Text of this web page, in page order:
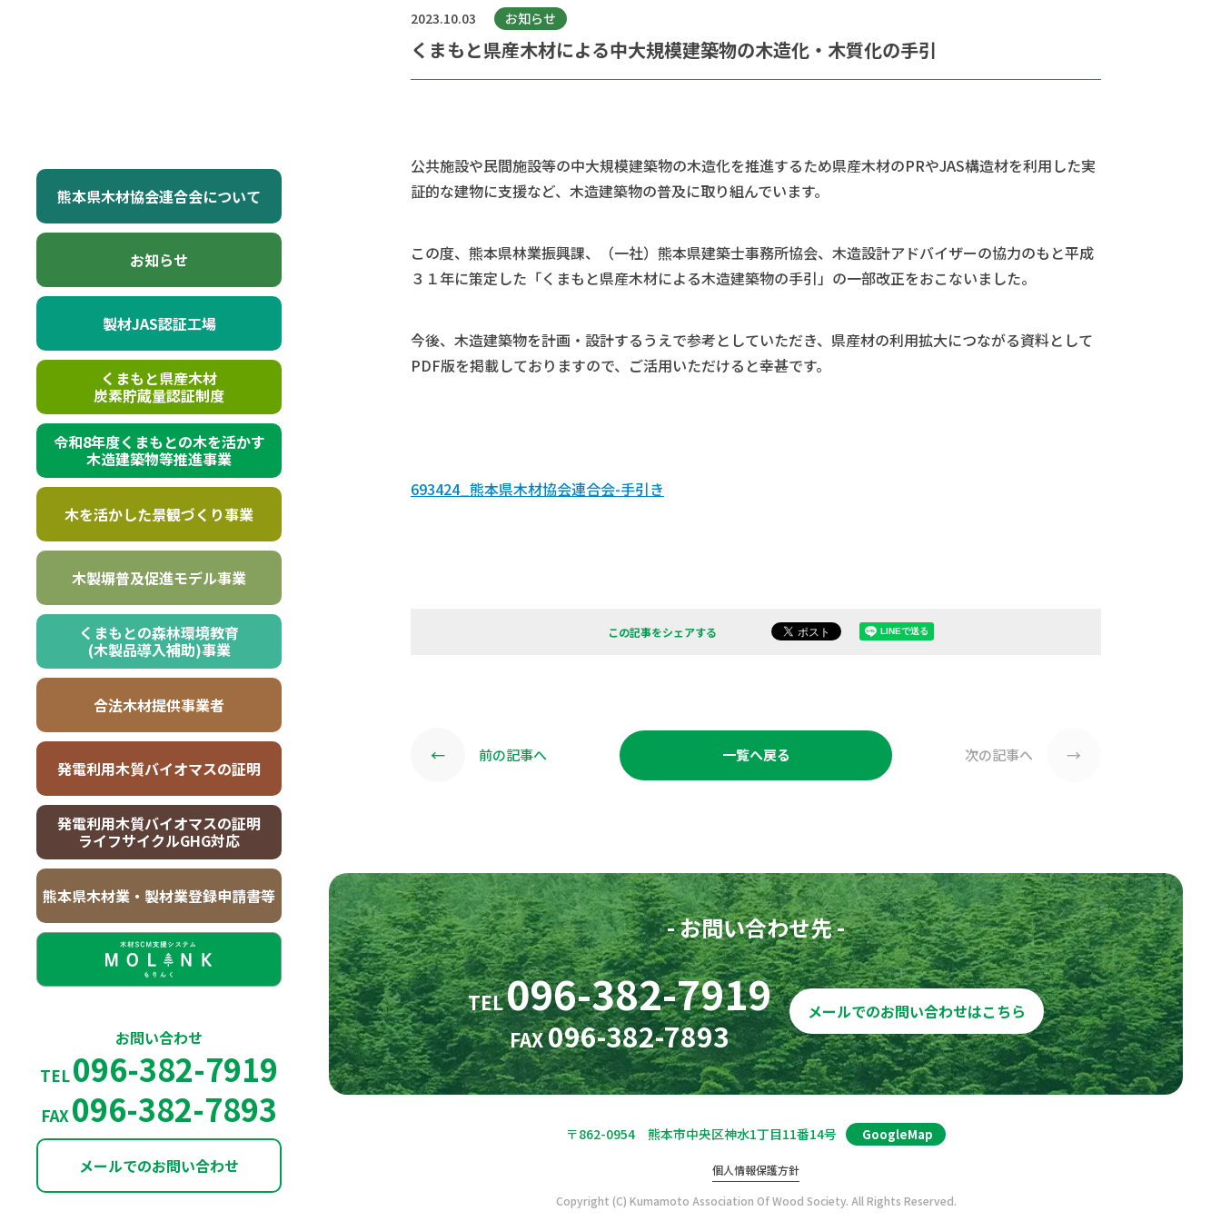
熊本県木材協会連合会について
お知らせ
製材JAS認証工場
くまもと県産木材
炭素貯蔵量認証制度
令和8年度くまもとの木を活かす
木造建築物等推進事業
木を活かした景観づくり事業
木製塀普及促進モデル事業
くまもとの森林環境教育
(木製品導入補助)事業
合法木材提供事業者
発電利用木質バイオマスの証明
発電利用木質バイオマスの証明
ライフサイクルGHG対応
熊本県木材業・製材業登録申請書等
お問い合わせ
TEL096-382-7919
FAX096-382-7893
メールでのお問い合わせ
2023.10.03 お知らせ
くまもと県産木材による中大規模建築物の木造化・木質化の手引
公共施設や民間施設等の中大規模建築物の木造化を推進するため県産木材のPRやJAS構造材を利用した実
証的な建物に支援など、木造建築物の普及に取り組んでいます。
この度、熊本県林業振興課、（一社）熊本県建築士事務所協会、木造設計アドバイザーの協力のもと平成
３１年に策定した「くまもと県産木材による木造建築物の手引」の一部改正をおこないました。
今後、木造建築物を計画・設計するうえで参考としていただき、県産材の利用拡大につながる資料として
PDF版を掲載しておりますので、ご活用いただけると幸甚です。
693424_熊本県木材協会連合会-手引き
この記事をシェアする
一覧へ戻る
← 前の記事へ 次の記事へ →
- お問い合わせ先 -
TEL096-382-7919
FAX096-382-7893
メールでのお問い合わせはこちら
〒862-0954 熊本市中央区神水1丁目11番14号 GoogleMap
個人情報保護方針
Copyright (C) Kumamoto Association Of Wood Society. All Rights Reserved.